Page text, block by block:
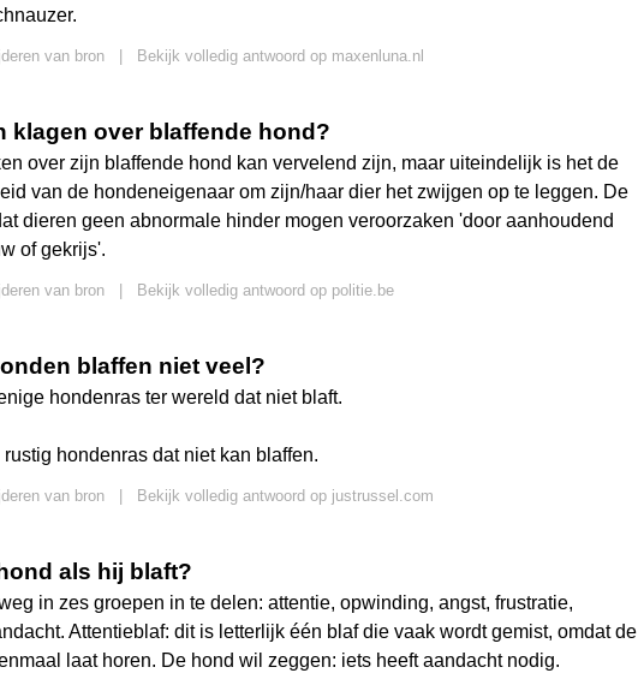
van bron Bekijk volledig antwoord op maxenluna.nl
klagen over blaffende hond?
over zijn blaffende hond kan vervelend zijn, maar uiteindelijk is het de
van de hondeneigenaar om zijn/haar dier het zwijgen op te leggen. De
dieren geen abnormale hinder mogen veroorzaken 'door aanhoudend
of gekrijs'.
van bron Bekijk volledig antwoord op politie.be
blaffen niet veel?
hondenras ter wereld dat niet blaft.
hondenras dat niet kan blaffen.
van bron Bekijk volledig antwoord op justrussel.com
als hij blaft?
in zes groepen in te delen: attentie, opwinding, angst, frustratie,
Attentieblaf: dit is letterlijk één blaf die vaak wordt gemist, omdat de
laat horen. De hond wil zeggen: iets heeft aandacht nodig.